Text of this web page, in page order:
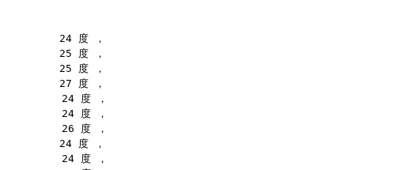
24 度 ，
25 度 ，
25 度 ，
27 度 ，
24 度 ，
24 度 ，
26 度 ，
24 度 ，
24 度 ，